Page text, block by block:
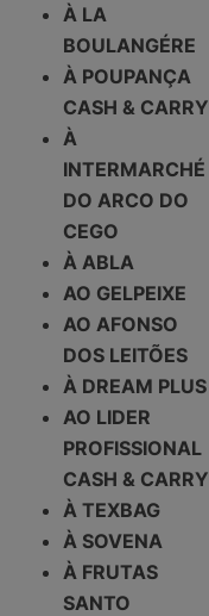
À LA
BOULANGÉRE
À POUPANÇA
CASH & CARRY
À
INTERMARCHÉ
DO ARCO DO
CEGO
À ABLA
AO GELPEIXE
AO AFONSO
DOS LEITÕES
À DREAM PLUS
AO LIDER
PROFISSIONAL
CASH & CARRY
À TEXBAG
À SOVENA
À FRUTAS
SANTO